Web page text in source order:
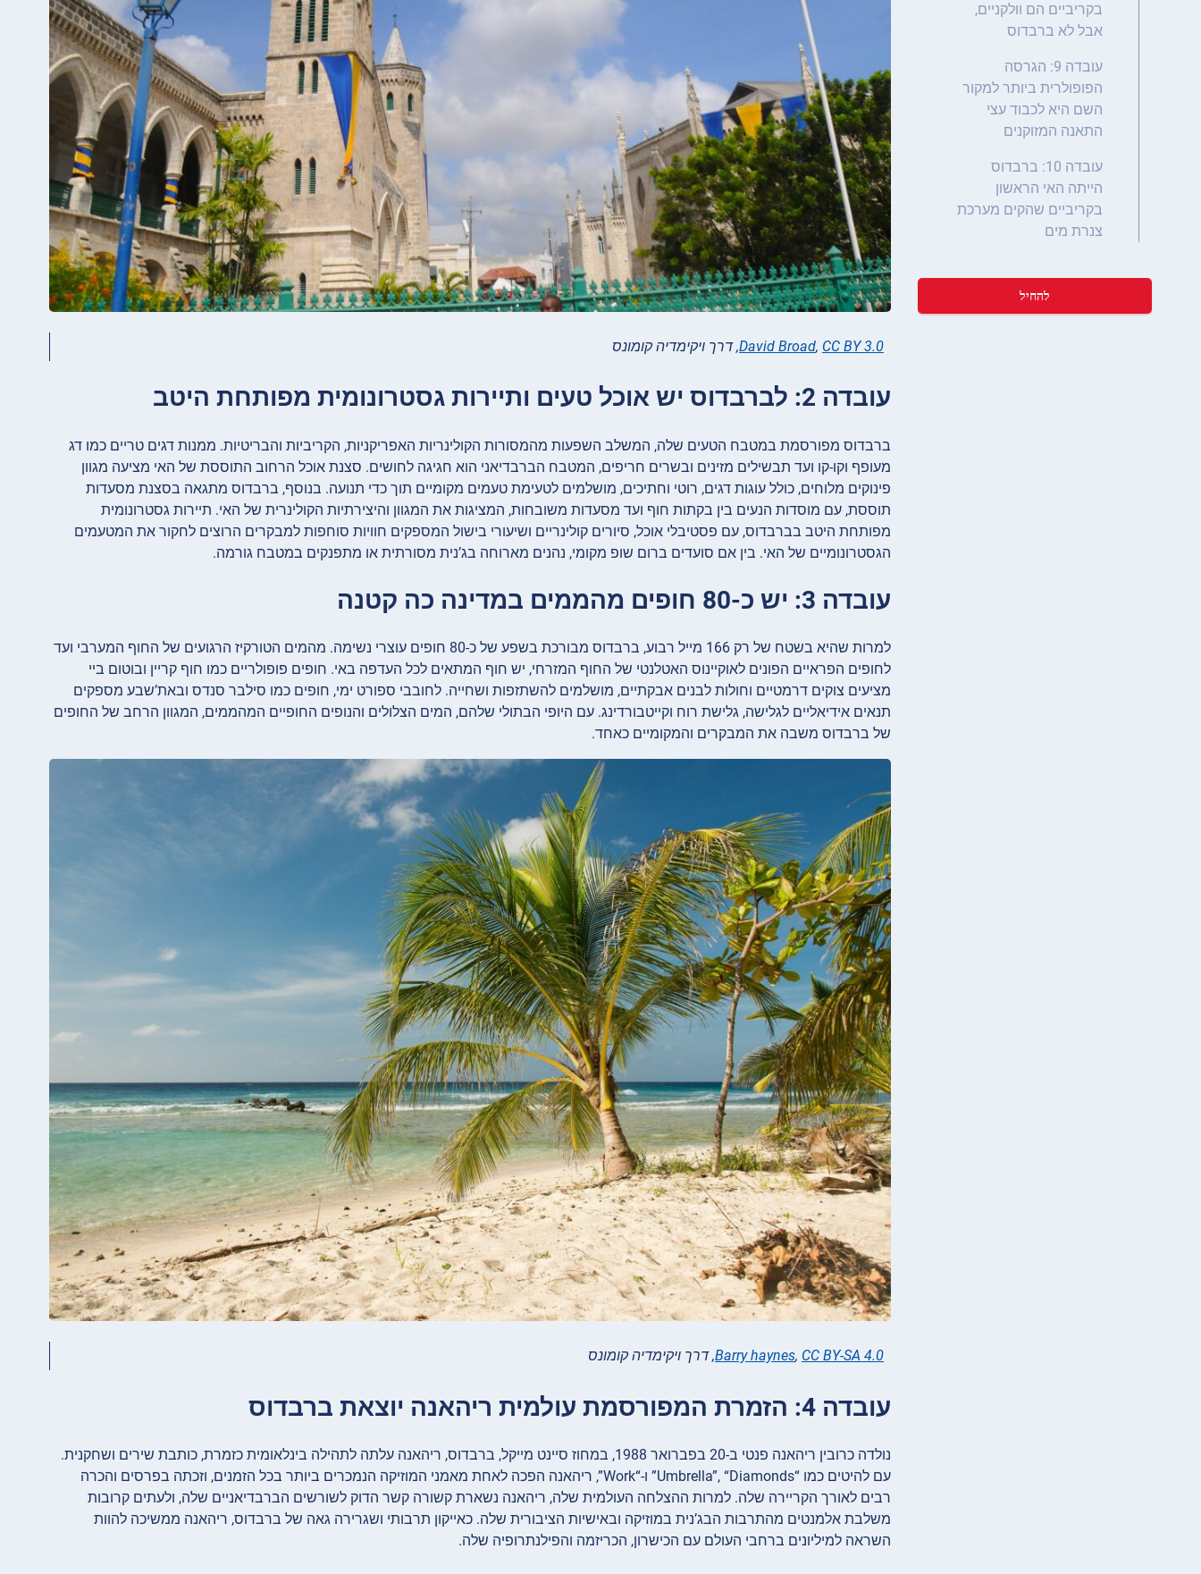
בקריביים הם וולקניים,
אבל לא ברבדוס
עובדה 9: הגרסה
הפופולרית ביותר למקור
השם היא לכבוד עצי
התאנה המזוקנים
עובדה 10: ברבדוס
הייתה האי הראשון
בקריביים שהקים מערכת
צנרת מים
להחיל
David Broad, CC BY 3.0 , דרך ויקימדיה קומונס
עובדה 2: לברבדוס יש אוכל טעים ותיירות גסטרונומית מפותחת היטב
ברבדוס מפורסמת במטבח הטעים שלה, המשלב השפעות מהמסורות הקולינריות האפריקניות, הקריביות והבריטיות. ממנות דגים טריים כמו דג
מעופף וקו-קו ועד תבשילים מזינים ובשרים חריפים, המטבח הברבדיאני הוא חגיגה לחושים. סצנת אוכל הרחוב התוססת של האי מציעה מגוון
פינוקים מלוחים, כולל עוגות דגים, רוטי וחתיכים, מושלמים לטעימת טעמים מקומיים תוך כדי תנועה. בנוסף, ברבדוס מתגאה בסצנת מסעדות
תוססת, עם מוסדות הנעים בין בקתות חוף ועד מסעדות משובחות, המציגות את המגוון והיצירתיות הקולינרית של האי. תיירות גסטרונומית
מפותחת היטב בברבדוס, עם פסטיבלי אוכל, סיורים קולינריים ושיעורי בישול המספקים חוויות סוחפות למבקרים הרוצים לחקור את המטעמים
הגסטרונומיים של האי. בין אם סועדים ברום שופ מקומי, נהנים מארוחה בג’נית מסורתית או מתפנקים במטבח גורמה.
עובדה 3: יש כ-80 חופים מהממים במדינה כה קטנה
למרות שהיא בשטח של רק 166 מייל רבוע, ברבדוס מבורכת בשפע של כ-80 חופים עוצרי נשימה. מהמים הטורקיז הרגועים של החוף המערבי ועד
לחופים הפראיים הפונים לאוקיינוס האטלנטי של החוף המזרחי, יש חוף המתאים לכל העדפה באי. חופים פופולריים כמו חוף קריין ובוטום ביי
מציעים צוקים דרמטיים וחולות לבנים אבקתיים, מושלמים להשתזפות ושחייה. לחובבי ספורט ימי, חופים כמו סילבר סנדס ובאת’שבע מספקים
תנאים אידיאליים לגלישה, גלישת רוח וקייטבורדינג. עם היופי הבתולי שלהם, המים הצלולים והנופים החופיים המהממים, המגוון הרחב של החופים
של ברבדוס משבה את המבקרים והמקומיים כאחד.
Barry haynes, CC BY-SA 4.0 , דרך ויקימדיה קומונס
עובדה 4: הזמרת המפורסמת עולמית ריהאנה יוצאת ברבדוס
נולדה כרובין ריהאנה פנטי ב-20 בפברואר 1988, במחוז סיינט מייקל, ברבדוס, ריהאנה עלתה לתהילה בינלאומית כזמרת, כותבת שירים ושחקנית.
עם להיטים כמו “Umbrella”, “Diamonds” ו-“Work”, ריהאנה הפכה לאחת מאמני המוזיקה הנמכרים ביותר בכל הזמנים, וזכתה בפרסים והכרה
רבים לאורך הקריירה שלה. למרות ההצלחה העולמית שלה, ריהאנה נשארת קשורה קשר הדוק לשורשים הברבדיאניים שלה, ולעתים קרובות
משלבת אלמנטים מהתרבות הבג’נית במוזיקה ובאישיות הציבורית שלה. כאייקון תרבותי ושגרירה גאה של ברבדוס, ריהאנה ממשיכה להוות
השראה למיליונים ברחבי העולם עם הכישרון, הכריזמה והפילנתרופיה שלה.